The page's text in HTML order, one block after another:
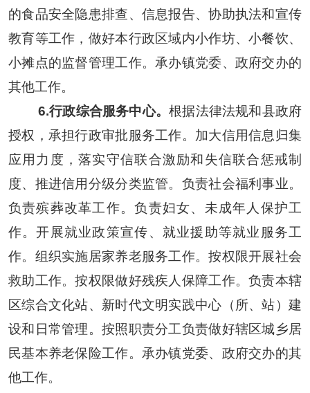
的食品安全隐患排查、信息报告、协助执法和宣传
教育等工作，做好本行政区域内小作坊、小餐饮、
小摊点的监督管理工作。承办镇党委、政府交办的
其他工作。
6.行政综合服务中心。根据法律法规和县政府
授权，承担行政审批服务工作。加大信用信息归集
应用力度，落实守信联合激励和失信联合惩戒制
度、推进信用分级分类监管。负责社会福利事业。
负责殡葬改革工作。负责妇女、未成年人保护工
作。开展就业政策宣传、就业援助等就业服务工
作。组织实施居家养老服务工作。按权限开展社会
救助工作。按权限做好残疾人保障工作。负责本辖
区综合文化站、新时代文明实践中心（所、站）建
设和日常管理。按照职责分工负责做好辖区城乡居
民基本养老保险工作。承办镇党委、政府交办的其
他工作。